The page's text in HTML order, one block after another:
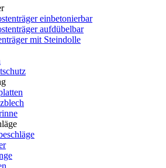
einbetonierbar
aufdübelbar
mit Steindolle